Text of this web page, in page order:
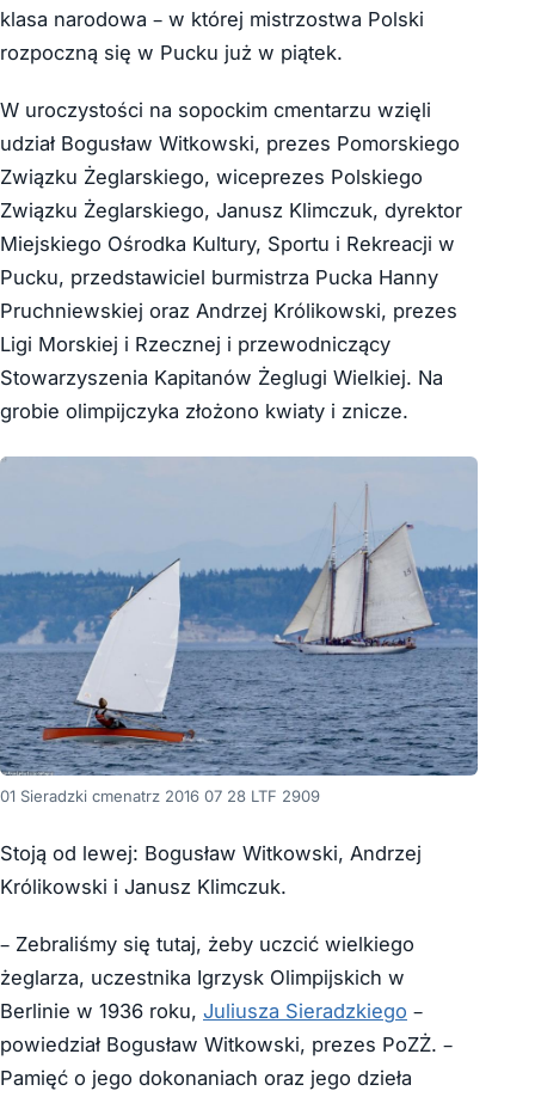
klasa narodowa – w której mistrzostwa Polski
rozpoczną się w Pucku już w piątek.
W uroczystości na sopockim cmentarzu wzięli
udział Bogusław Witkowski, prezes Pomorskiego
Związku Żeglarskiego, wiceprezes Polskiego
Związku Żeglarskiego, Janusz Klimczuk, dyrektor
Miejskiego Ośrodka Kultury, Sportu i Rekreacji w
Pucku, przedstawiciel burmistrza Pucka Hanny
Pruchniewskiej oraz Andrzej Królikowski, prezes
Ligi Morskiej i Rzecznej i przewodniczący
Stowarzyszenia Kapitanów Żeglugi Wielkiej. Na
grobie olimpijczyka złożono kwiaty i znicze.
01 Sieradzki cmenatrz 2016 07 28 LTF 2909
Stoją od lewej: Bogusław Witkowski, Andrzej
Królikowski i Janusz Klimczuk.
– Zebraliśmy się tutaj, żeby uczcić wielkiego
żeglarza, uczestnika Igrzysk Olimpijskich w
Berlinie w 1936 roku, Juliusza Sieradzkiego –
powiedział Bogusław Witkowski, prezes PoZŻ. –
Pamięć o jego dokonaniach oraz jego dzieła